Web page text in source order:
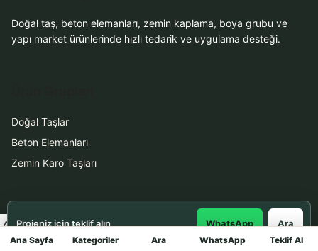
Ana Sayfa Kategoriler Ara WhatsApp Teklif Al
Doğal taş, beton elemanları, zemin kaplama, boya grubu ve
yapı market ürünlerinde hızlı tedarik ve uygulama desteği.
Doğal Taşlar
Beton Elemanları
Zemin Karo Taşları
Hizmetler
Uygulama
Projeniz için teklif alın WhatsApp Ara